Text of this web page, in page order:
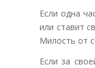
Если одна
или ставит
Милость от
Если за